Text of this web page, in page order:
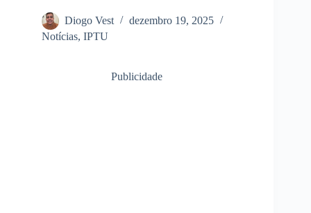
Diogo Vest
dezembro 19, 2025
Notícias, IPTU
Publicidade